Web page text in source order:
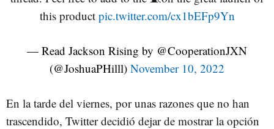
this product pic.twitter.com/cx1bEFp9Yn
— Read Jackson Rising by @CooperationJXN
(@JoshuaPHilll) November 10, 2022
En la tarde del viernes, por unas razones que no han
trascendido, Twitter decidió dejar de mostrar la opción